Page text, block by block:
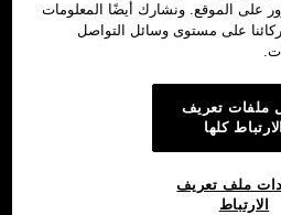
على الموقع. ونشارك أيضًا المعلومات
على مستوى وسائل التواصل
ملفات تعريف
الارتباط كلها
ملف تعريف
الارتباط